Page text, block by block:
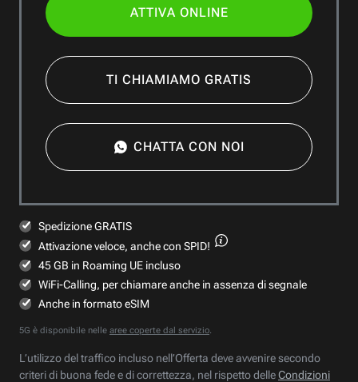
ATTIVA ONLINE
TI CHIAMIAMO GRATIS
CHATTA CON NOI
Spedizione GRATIS
Attivazione veloce, anche con SPID!
45 GB in Roaming UE incluso
WiFi-Calling, per chiamare anche in assenza di segnale
Anche in formato eSIM
5G è disponibile nelle aree coperte dal servizio.
L’utilizzo del traffico incluso nell’Offerta deve avvenire secondo
criteri di buona fede e di correttezza, nel rispetto delleCondizioni